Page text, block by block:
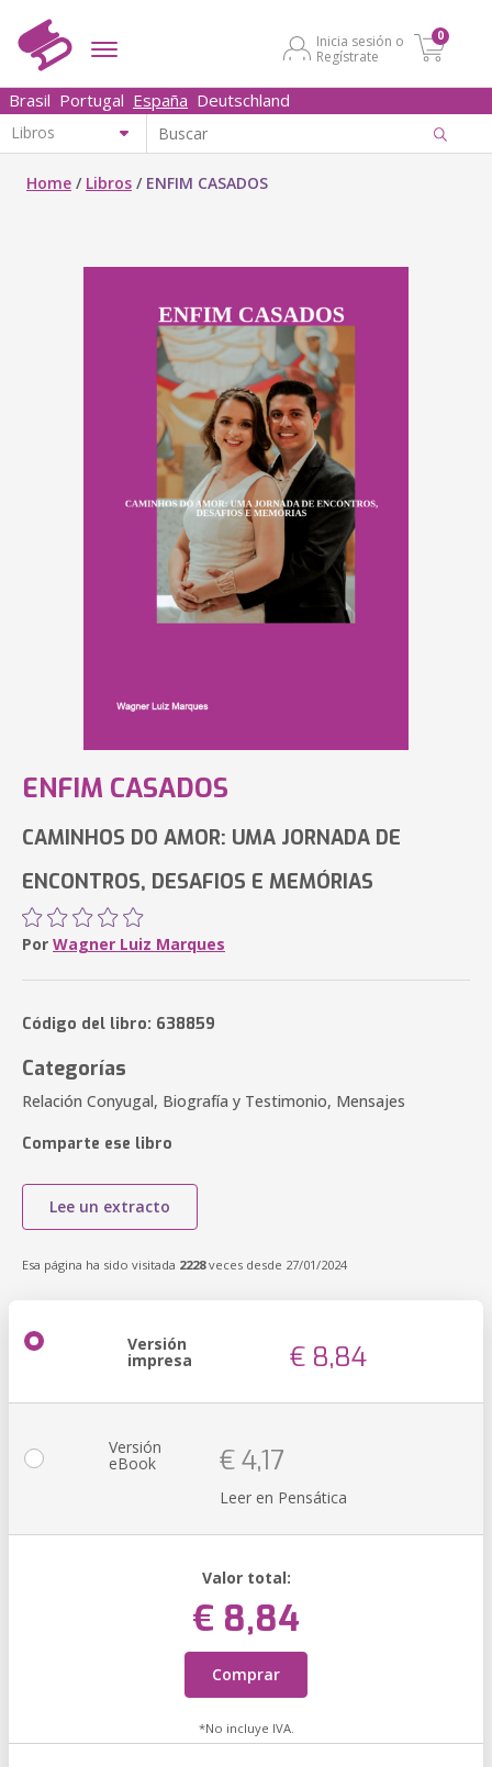
Inicia sesión o
Regístrate
0
Brasil Portugal España Deutschland
Home / Libros / ENFIM CASADOS
ENFIM CASADOS
CAMINHOS DO AMOR: UMA JORNADA DE
ENCONTROS, DESAFIOS E MEMÓRIAS
Por Wagner Luiz Marques
Código del libro: 638859
Categorías
Relación Conyugal, Biografía y Testimonio, Mensajes
Comparte ese libro
Lee un extracto
Esa página ha sido visitada 2228veces desde 27/01/2024
Versión
impresa € 8,84
Versión
eBook € 4,17
Leer en Pensática
Valor total:
€ 8,84
Comprar
*No incluye IVA.